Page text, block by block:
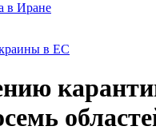
в Иране
в ЕС